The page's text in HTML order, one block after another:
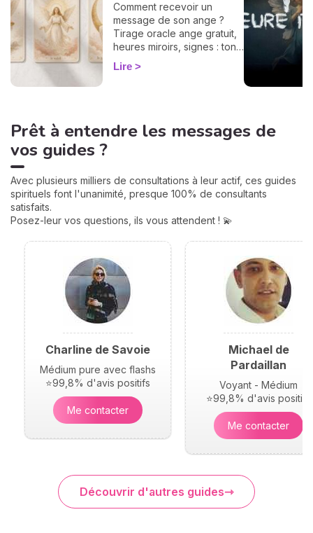
Comment recevoir un
message de son ange ?
Tirage oracle ange gratuit,
heures miroirs, signes : ton
guide flash pour décoder ta
guidance du jour.
Lire
Prêt à entendre les messages de
vos guides ?
Avec plusieurs milliers de consultations à leur actif, ces guides
spirituels font l'unanimité, presque 100% de consultants
satisfaits.
Posez-leur vos questions, ils vous attendent ! 💫
Charline de Savoie
Médium pure avec flashs
⭐99,8% d'avis positifs
Me contacter
Michael de
Pardaillan
Voyant - Médium
⭐99,8% d'avis positifs
Me contacter
Découvrir d'autres guides